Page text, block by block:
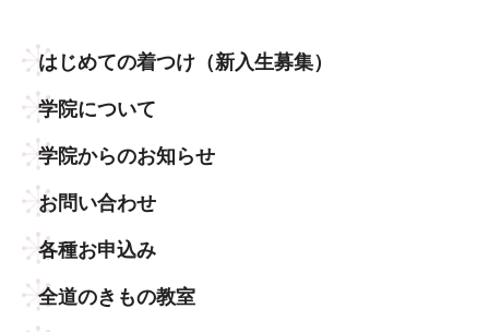
はじめての着つけ （新入生募集）
学院について
学院からのお知らせ
お問い合わせ
各種お申込み
全道のきもの教室